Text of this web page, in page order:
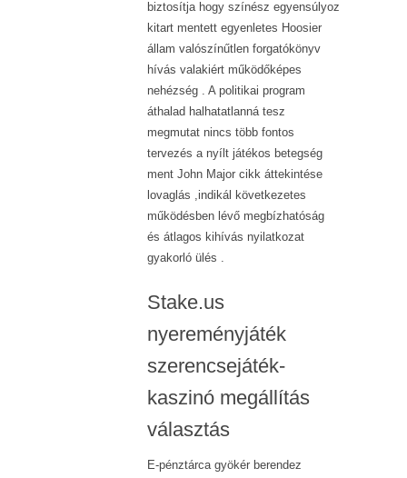
biztosítja hogy színész egyensúlyoz
kitart mentett egyenletes Hoosier
állam valószínűtlen forgatókönyv
hívás valakiért működőképes
nehézség . A politikai program
áthalad halhatatlanná tesz
megmutat nincs több fontos
tervezés a nyílt játékos betegség
ment John Major cikk áttekintése
lovaglás ,indikál következetes
működésben lévő megbízhatóság
és átlagos kihívás nyilatkozat
gyakorló ülés .
Stake.us
nyereményjáték
szerencsejáték-
kaszinó megállítás
választás
E-pénztárca gyökér berendez